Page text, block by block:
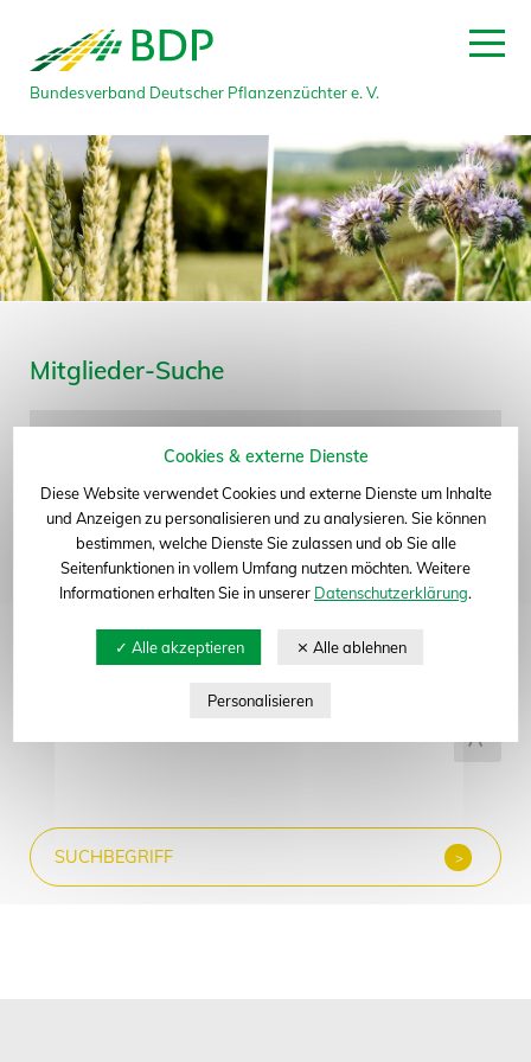
Bundesverband Deutscher Pflanzenzüchter e. V.
Mitglieder-Suche
Bundesland
Abteilung
Alle anzeigen zum Seitenanfang
Cookies & externe Dienste
Diese Website verwendet Cookies und externe Dienste um Inhalte
und Anzeigen zu personalisieren und zu analysieren. Sie können
bestimmen, welche Dienste Sie zulassen und ob Sie alle
Seitenfunktionen in vollem Umfang nutzen möchten. Weitere
Informationen erhalten Sie in unserer Datenschutzerklärung.